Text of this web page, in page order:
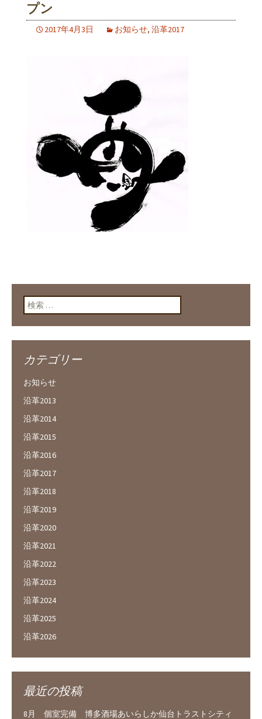
プン
2017年4月3日 お知らせ, 沿革2017
検索:
カテゴリー
お知らせ
沿革2013
沿革2014
沿革2015
沿革2016
沿革2017
沿革2018
沿革2019
沿革2020
沿革2021
沿革2022
沿革2023
沿革2024
沿革2025
沿革2026
最近の投稿
8月 個室完備 博多酒場あいらしか仙台トラストシティ